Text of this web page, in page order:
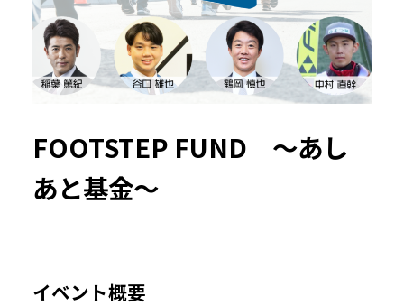
FOOTSTEP FUND ～あし
あと基金～
イベント概要